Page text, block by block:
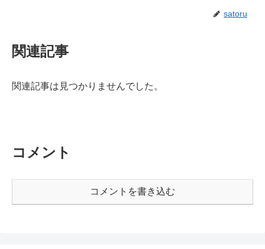
satoru
関連記事
関連記事は見つかりませんでした。
コメント
コメントを書き込む